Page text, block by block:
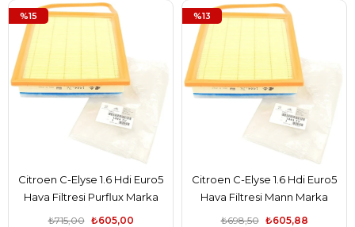
Citroen C-Elyse 1.6 Hdi Euro5
Hava Filtresi Purflux Marka
1444.TV
₺605,00
₺715,00
%15
Citroen C-Elyse 1.6 Hdi Euro5
Hava Filtresi Mann Marka
1444.TV
₺605,88
₺698,50
%13